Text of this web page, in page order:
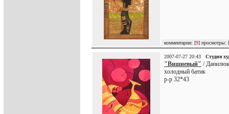
комментарии: [9] просмотры: [
2007-07-27 20:43 Студия
"Вишневый" /
холодный батик
р-р 32*43